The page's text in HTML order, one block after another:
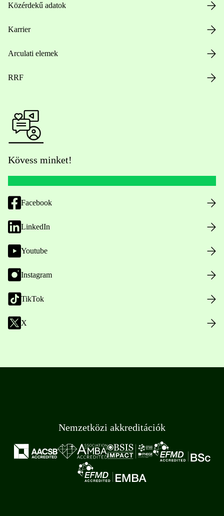
Közérdekű adatok
Karrier
Arculati elemek
RRF
Kövess minket!
Facebook
LinkedIn
Youtube
Instagram
TikTok
X
Nemzetközi akkreditációk